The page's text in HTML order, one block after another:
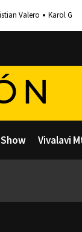
Valero Karol G
Show Vivalavi